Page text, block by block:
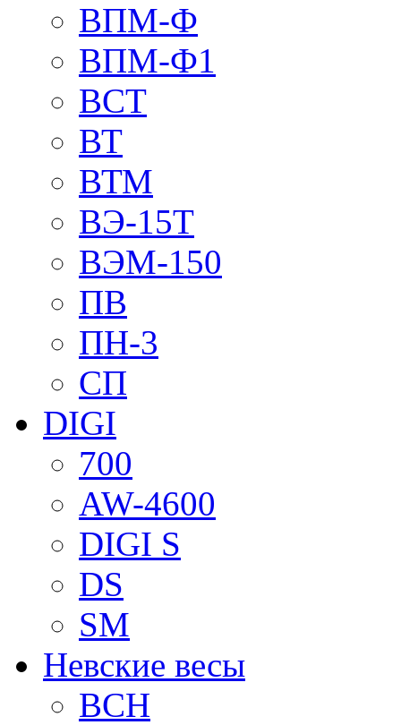
ВПМ-Ф
ВПМ-Ф1
ВСТ
ВТ
ВТМ
ВЭ-15Т
ВЭМ-150
ПВ
ПН-3
СП
DIGI
700
AW-4600
DIGI S
DS
SM
Невские весы
BCH